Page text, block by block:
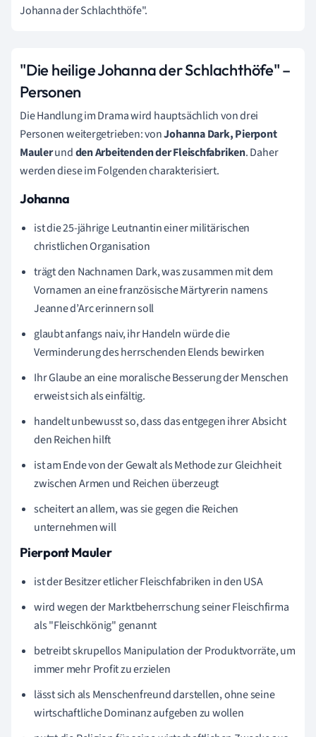
Johanna der Schlachthöfe".
"Die heilige Johanna der Schlachthöfe" –
Personen
Die Handlung im Drama wird hauptsächlich von drei
Personen weitergetrieben: vonJohanna Dark, Pierpont
MaulerunddenArbeitenden der Fleischfabriken. Daher
werden diese im Folgenden charakterisiert.
Johanna
ist die 25-jährige Leutnantin einer militärischen
christlichen Organisation
trägt den Nachnamen Dark, was zusammen mit dem
Vornamen an eine französische Märtyrerin namens
Jeanne d’Arc erinnern soll
glaubt anfangs naiv, ihr Handeln würde die
Verminderung des herrschenden Elendsbewirken
Ihr Glaube an eine moralische Besserung der Menschen
erweist sich als einfältig.
handelt unbewusst so, dass das entgegen ihrer Absicht
den Reichen hilft
ist am Ende von der Gewalt als Methode zur Gleichheit
zwischen Armen und Reichen überzeugt
scheitert an allem, was sie gegen die Reichen
unternehmen will
Pierpont Mauler
ist der Besitzer etlicher Fleischfabriken in den USA
wird wegen der Marktbeherrschung seiner Fleischfirma
als "Fleischkönig" genannt
betreibt skrupellos Manipulation der Produktvorräte, um
immer mehr Profit zu erzielen
lässt sich als Menschenfreund darstellen, ohne seine
wirtschaftliche Dominanz aufgeben zu wollen